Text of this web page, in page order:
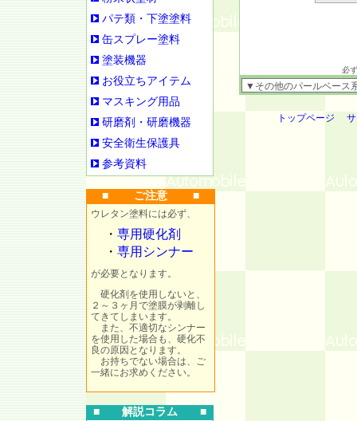
パテ類・下塗塗料
缶スプレー塗料
塗装機器
お役立ちアイテム
マスキング用品
研磨剤・研磨機器
安全衛生保護具
参考資料
■ ご注意 ■
ウレタン塗料には必ず、
・ 専用硬化剤
・ 専用シンナー
が必要となります。
硬化剤を使用しないと、
２～３ヶ月で塗膜が剥離し
てきてしまいます。
また、不適切なシンナー
を使用した場合も、硬化不
良の原因となります。
お持ちでない場合は、ご
一緒にお求めください。
■ 解説コラム ■
必ず
トップページ